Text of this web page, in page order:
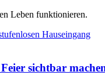
Leben funktionieren.
sichtbar